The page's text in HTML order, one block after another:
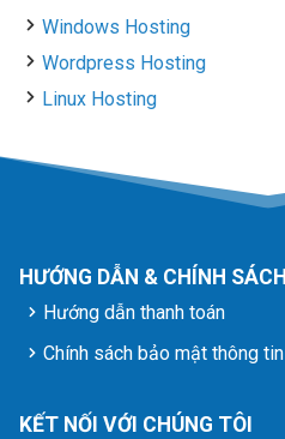
Windows Hosting
Wordpress Hosting
Linux Hosting
HƯỚNG DẪN & CHÍNH SÁCH
Hướng dẫn thanh toán
Chính sách bảo mật thông tin
KẾT NỐI VỚI CHÚNG TÔI